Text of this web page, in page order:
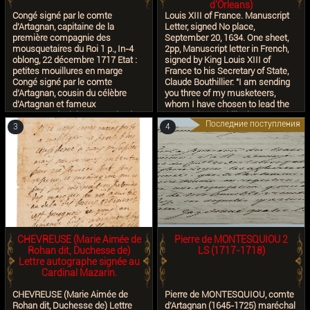
Congé signé par le comte
d'Artagnan, capitaine de la
première compagnie des
mousquetaires du Roi 1 p., In-4
oblong, 22 décembre 1717 Etat :
petites mouillures en marge
Congé signé par le comte
d’Artagnan, cousin du célèbre
d’Artagnan et fameux
mousquetaire lui-même, signé «
Artaignan ». « Le comte
d’artaignan capitaine lieutenant
de la première compagnie des
mousquetaires à cheval de la
garde du Roy, et lieutenant général
des armées de sa majesté,
Certifions que le sieur de Viéville a
très bien servi dans ladite
compagnie pendant deux ans et
demi – Et sa majesté ayant eu la
bonté de luy accorder l’agrément
pour une compagnie de cavallerie
dans le régiment d’Hendicourt,
nous luy avons fait expédier son
armes du comte d'Artagnan
comte d'Artagnan (1651/1729)
d'Orleans)
Louis XIII of France. Manuscript
Letter, signed No place,
September 20, 1634. One sheet,
2pp, Manuscript letter in French,
signed by King Louis XIII of
France to his Secretary of State,
Claude Bouthillier: "I am sending
you three of my musketeers,
whom I have chosen to lead the
companies at Philipsbourg...You
can present them to my Cousin
the Cardinal Richelieu. Speak to
Messieurs de Bulion and Boutilier
about giving '2 montres' to the
Scotch Guard, which are due to
them from last year, which is only
just and right. Assure my Cousin
the Cardinal Richelieu of the
continuation of the great affection
I feel for him...(P.S) Send me
news of Brussels and Breda when
there is any." Creasing from old
folds; scattered ink stains,
remnants of wax seals; window-
brown straight-grain morocco
folder, stamped in gilt, extremities
CHEVREUSE (Marie Aimée de
Rohan dit, Duchesse de)
Lettre autographe signée au
Cardinal Mazarin.
CHEVREUSE (Marie Aimée de
Rohan dit, Duchesse de) Lettre
3
Pierre de MONTESQUIOU 2
LS (1717-1718)
Pierre de MONTESQUIOU, comte
d’Artagnan (1645-1725) maréchal
Последние поступления
4